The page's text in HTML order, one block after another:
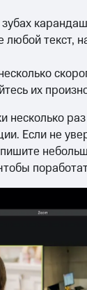
любой текст,
их
несколько
Если не